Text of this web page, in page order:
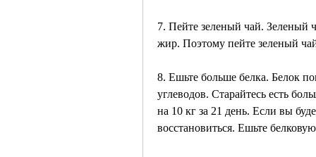
7. Пейте зеленый чай. Зеленый
жир. Поэтому пейте зеленый
8. Ешьте больше белка. Белок
углеводов. Старайтесь есть
на 10 кг за 21 день. Если вы
восстановиться. Ешьте